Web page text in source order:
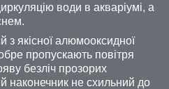
води в акваріумі, а
з якісної алюмооксидної
пропускають повітря
безліч прозорих
наконечник не схильний до